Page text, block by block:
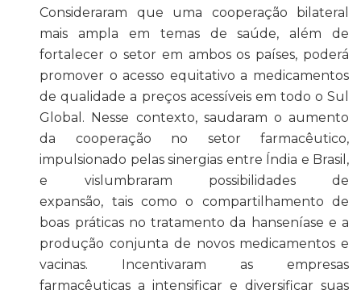
Consideraram que uma cooperação bilateral
mais ampla em temas de saúde, além de
fortalecer o setor em ambos os países, poderá
promover o acesso equitativo a medicamentos
de qualidade a preços acessíveis em todo o Sul
Global. Nesse contexto, saudaram o aumento
da cooperação no setor farmacêutico,
impulsionado pelas sinergias entre Índia e Brasil,
e vislumbraram possibilidades de
expansão, tais como o compartilhamento de
boas práticas no tratamento da hanseníase e a
produção conjunta de novos medicamentos e
vacinas. Incentivaram as empresas
farmacêuticas a intensificar e diversificar suas